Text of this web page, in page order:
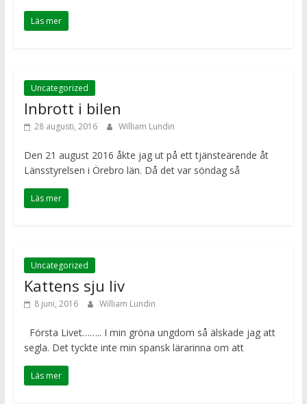
Läs mer
Uncategorized
Inbrott i bilen
28 augusti, 2016 William Lundin
Den 21 august 2016 åkte jag ut på ett tjänsteärende åt
Länsstyrelsen i Örebro län. Då det var söndag så
Läs mer
Uncategorized
Kattens sju liv
8 juni, 2016 William Lundin
Första Livet…….. I min gröna ungdom så älskade jag att
segla. Det tyckte inte min spansk lärarinna om att
Läs mer